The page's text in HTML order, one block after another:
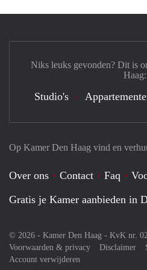
Op Kamer Den Haag vind en
Over ons Contact Faq
Gratis je Kamer aanbieden in
© 2026 - Kamer Den Haag - KvK nr.
Voorwaarden & privacy
Disclaimer
Account verwijderen
Niks leuks gevonden? Dit is
Haag:
Studio's